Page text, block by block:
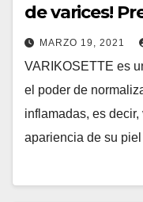
de varices!
MARZO 19, 2021
VARIKOSETTE es
el poder de
inflamadas, es
apariencia de su